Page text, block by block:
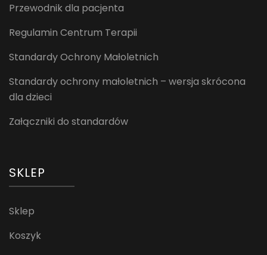
Przewodnik dla pacjenta
Regulamin Centrum Terapii
Standardy Ochrony Małoletnich
Standardy ochrony małoletnich – wersja skrócona
dla dzieci
Załączniki do standardów
SKLEP
Sklep
Koszyk